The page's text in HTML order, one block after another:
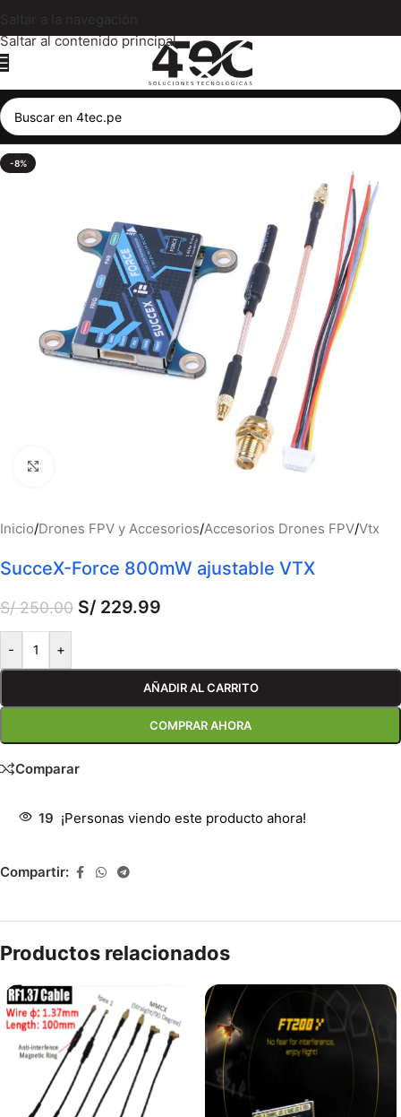
Saltar al contenido principal
-8%
Inicio/Drones FPV y Accesorios/Accesorios Drones FPV/Vtx
SucceX-Force 800mW ajustable VTX
S/250.00 S/ 229.99
- +
AÑADIR AL CARRITO
COMPRAR AHORA
Comparar
19 ¡Personas viendo este producto ahora!
Compartir:
Productos relacionados